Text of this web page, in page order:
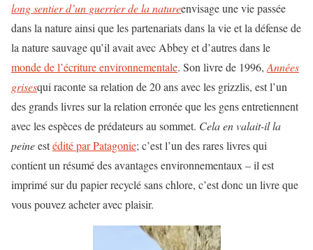
long sentier d’un guerrier de la natureenvisage une vie passée
dans la nature ainsi que les partenariats dans la vie et la défense de
la nature sauvage qu’il avait avec Abbey et d’autres dans le
monde de l’écriture environnementale. Son livre de 1996, Années
grisesqui raconte sa relation de 20 ans avec les grizzlis, est l’un
des grands livres sur la relation erronée que les gens entretiennent
avec les espèces de prédateurs au sommet. Cela en valait-il la
peineestédité par Patagonie; c’est l’un des rares livres qui
contient un résumé des avantages environnementaux – il est
imprimé sur du papier recyclé sans chlore, c’est donc un livre que
vous pouvez acheter avec plaisir.